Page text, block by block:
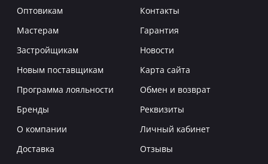
Оптовикам
Мастерам
Застройщикам
Новым поставщикам
Программа лояльности
Бренды
О компании
Доставка
Контакты
Гарантия
Новости
Карта сайта
Обмен и возврат
Реквизиты
Личный кабинет
Отзывы